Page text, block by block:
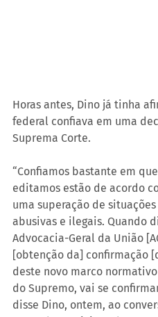
Horas antes, Dino já tinha
federal confiava em uma
Suprema Corte.
“Confiamos bastante em
editamos estão de acordo
uma superação de
abusivas e ilegais. Quando
Advocacia-Geral da União
[obtenção da] confirmação
deste novo marco
do Supremo, vai se
disse Dino, ontem, ao